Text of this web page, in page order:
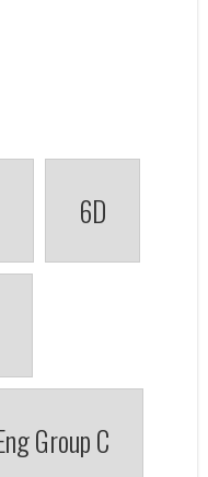
6D
Group C